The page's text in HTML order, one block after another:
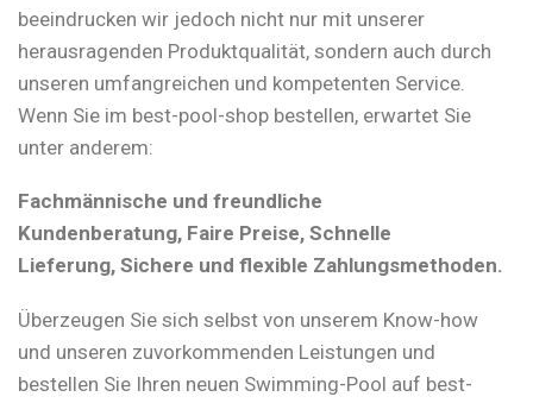
beeindrucken wir jedoch nicht nur mit unserer
herausragenden Produktqualität, sondern auch durch
unseren umfangreichen und kompetenten Service.
Wenn Sie im best-pool-shop bestellen, erwartet Sie
unter anderem:
Fachmännische und freundliche
Kundenberatung, Faire Preise, Schnelle
Lieferung, Sichere und flexible Zahlungsmethoden.
Überzeugen Sie sich selbst von unserem Know-how
und unseren zuvorkommenden Leistungen und
bestellen Sie Ihren neuen Swimming-Pool auf best-